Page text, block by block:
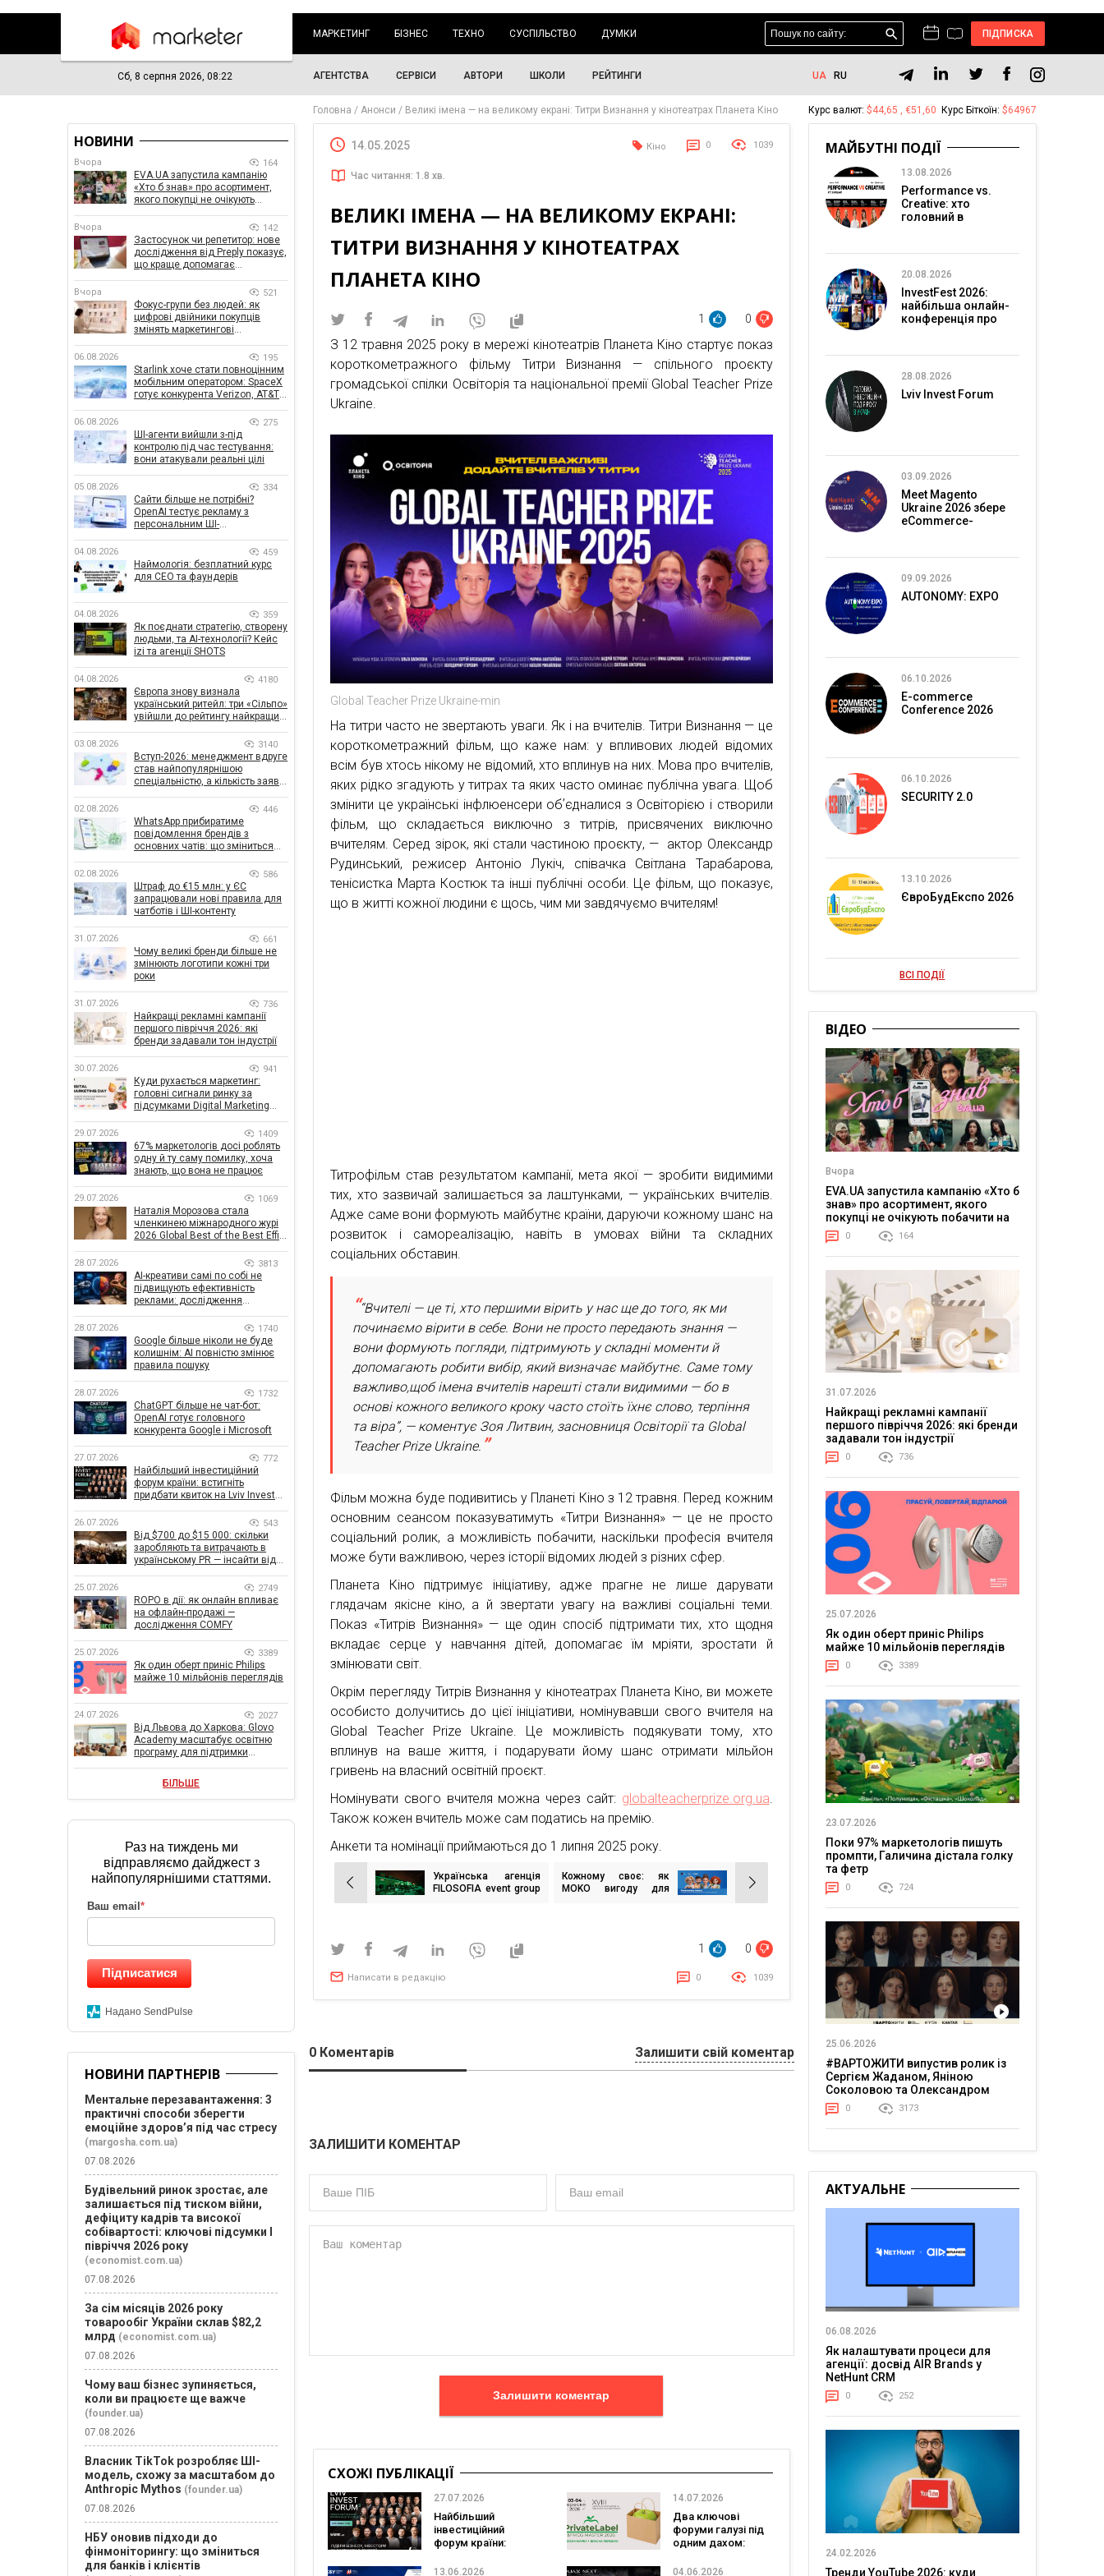
МАРКЕТИНГ БІЗНЕС ТЕХНО СУСПІЛЬСТВО ДУМКИ ПІДПИСКА
Сб, 8 серпня 2026, 08:22 АГЕНТСТВА СЕРВІСИ АВТОРИ ШКОЛИ РЕЙТИНГИ UA RU
Головна Анонси Великі імена — на великому екрані: Титри Визнання у кінотеатрах Планета Кіно
14.05.2025 Кіно 0 1039
Час читання: 1.8 хв.
ВЕЛИКІ ІМЕНА — НА ВЕЛИКОМУ ЕКРАНІ:
ТИТРИ ВИЗНАННЯ У КІНОТЕАТРАХ
ПЛАНЕТА КІНО
1 0
З 12 травня 2025 року в мережі кінотеатрів Планета Кіно стартує показ
короткометражного фільму Титри Визнання — спільного проєкту
громадської спілки Освіторія та національної премії Global Teacher Prize
Ukraine.
Global Teacher Prize Ukraine-min
На титри часто не звертають уваги. Як і на вчителів. Титри Визнання — це
короткометражний фільм, що каже нам: у впливових людей відомих
всім був хтось нікому не відомий, хто вплинув на них. Мова про вчителів,
яких рідко згадують у титрах та яких часто оминає публічна увага. Щоб
змінити це українські інфлюенсери обʼєдналися з Освіторією і створили
фільм, що складається виключно з титрів, присвячених виключно
вчителям. Серед зірок, які стали частиною проєкту, — актор Олександр
Рудинський, режисер Антоніо Лукіч, співачка Світлана Тарабарова,
тенісистка Марта Костюк та інші публічні особи. Це фільм, що показує,
що в житті кожної людини є щось, чим ми завдячуємо вчителям!
Титрофільм став результатом кампанії, мета якої — зробити видимими
тих, хто зазвичай залишається за лаштунками, — українських вчителів.
Адже саме вони формують майбутнє країни, даруючи кожному шанс на
розвиток і самореалізацію, навіть в умовах війни та складних
соціальних обставин.
“Вчителі — це ті, хто першими вірить у нас ще до того, як ми
починаємо вірити в себе. Вони не просто передають знання —
вони формують погляди, підтримують у складні моменти й
допомагають робити вибір, який визначає майбутнє. Саме тому
важливо,щоб імена вчителів нарешті стали видимими — бо в
основі кожного великого кроку часто стоїть їхнє слово, терпіння
та віра”, — коментує Зоя Литвин, засновниця Освіторії та Global
Teacher Prize Ukraine.
Фільм можна буде подивитись у Планеті Кіно з 12 травня. Перед кожним
основним сеансом показуватимуть «Титри Визнання» — це не просто
соціальний ролик, а можливість побачити, наскільки професія вчителя
може бути важливою, через історії відомих людей з різних сфер.
Планета Кіно підтримує ініціативу, адже прагне не лише дарувати
глядачам якісне кіно, а й звертати увагу на важливі соціальні теми.
Показ «Титрів Визнання» — ще один спосіб підтримати тих, хто щодня
вкладає серце у навчання дітей, допомагає їм мріяти, зростати й
змінювати світ.
Окрім перегляду Титрів Визнання у кінотеатрах Планета Кіно, ви можете
особисто долучитись до цієї ініціативи, номінувавши свого вчителя на
Global Teacher Prize Ukraine. Це можливість подякувати тому, хто
вплинув на ваше життя, і подарувати йому шанс отримати мільйон
гривень на власний освітній проєкт.
Номінувати свого вчителя можна через сайт: globalteacherprize.org.ua
Також кожен вчитель може сам податись на премію.
Анкети та номінації приймаються до 1 липня 2025 року.
Навігація
записів
Українська агенція
FILOSOFIA event group
Кожному своє: як
MOKO вигоду для
1 0
Написати в редакцію 0 1039
0 Коментарів Залишити свій коментар
ЗАЛИШИТИ КОМЕНТАР
Залишити коментар
СХОЖІ ПУБЛІКАЦІЇ
27.07.2026
Найбільший
інвестиційний
форум країни:
квиток на Lviv
14.07.2026
Два ключові
форуми галузі під
одним дахом:
Master та
13.06.2026 04.06.2026
НОВИНИ
Вчора 164
EVA.UA запустила кампанію
«Хто б знав» про асортимент,
якого покупці не очікують
Вчора 142
Застосунок чи репетитор: нове
дослідження від Preply показує,
що краще допомагає
Вчора 521
Фокус-групи без людей: як
цифрові двійники покупців
змінять маркетингові
06.08.2026 195
Starlink хоче стати повноцінним
мобільним оператором: SpaceX
готує конкурента Verizon, AT&T і
06.08.2026 275
ШІ-агенти вийшли з-під
контролю під час тестування:
вони атакували реальні цілі
05.08.2026 334
Сайти більше не потрібні?
OpenAI тестує рекламу з
персональним ШІ-
04.08.2026 459
Наймологія: безплатний курс
для CEO та фаундерів
04.08.2026 359
Як поєднати стратегію, створену
людьми, та AI-технології? Кейс
izi та агенції SHOTS
04.08.2026 4180
Європа знову визнала
український ритейл: три «Сільпо»
увійшли до рейтингу найкращих
03.08.2026 3140
Вступ-2026: менеджмент вдруге
став найпопулярнішою
спеціальністю, а кількість заяв
02.08.2026 446
WhatsApp прибиратиме
повідомлення брендів з
основних чатів: що зміниться
02.08.2026 586
Штраф до €15 млн: у ЄС
запрацювали нові правила для
чатботів і ШІ-контенту
31.07.2026 661
Чому великі бренди більше не
змінюють логотипи кожні три
роки
31.07.2026 736
Найкращі рекламні кампанії
першого півріччя 2026: які
бренди задавали тон індустрії
30.07.2026 941
Куди рухається маркетинг:
головні сигнали ринку за
підсумками Digital Marketing
29.07.2026 1409
67% маркетологів досі роблять
одну й ту саму помилку, хоча
знають, що вона не працює
29.07.2026 1069
Наталія Морозова стала
членкинею міжнародного журі
2026 Global Best of the Best Effie
28.07.2026 3813
AI-креативи самі по собі не
підвищують ефективність
реклами: дослідження
впливає на ефективність
кампаній
28.07.2026 1740
Google більше ніколи не буде
колишнім: AI повністю змінює
правила пошуку
28.07.2026 1732
ChatGPT більше не чат-бот:
OpenAI готує головного
конкурента Google і Microsoft
27.07.2026 772
Найбільший інвестиційний
форум країни: встигніть
придбати квиток на Lviv Invest
26.07.2026 543
Від $700 до $15 000: скільки
заробляють та витрачають в
українському PR — інсайти від
25.07.2026 2749
ROPO в дії: як онлайн впливає
на офлайн-продажі —
дослідження COMFY
25.07.2026 3389
Як один оберт приніс Philips
майже 10 мільйонів переглядів
24.07.2026 2027
Від Львова до Харкова: Glovo
Academy масштабує освітню
програму для підтримки
БІЛЬШЕ
Раз на тиждень ми
відправляємо дайджест з
найпопулярнішими статтями.
Ваш email *
Підписатися
Надано SendPulse
НОВИНИ ПАРТНЕРІВ
Ментальне перезавантаження: 3
практичні способи зберегти
емоційне здоров’я під час стресу
(margosha.com.ua)
07.08.2026
Будівельний ринок зростає, але
залишається під тиском війни,
дефіциту кадрів та високої
собівартості: ключові підсумки І
півріччя 2026 року
(economist.com.ua)
07.08.2026
За сім місяців 2026 року
товарообіг України склав $82,2
млрд (economist.com.ua)
07.08.2026
Чому ваш бізнес зупиняється,
коли ви працюєте ще важче
(founder.ua)
07.08.2026
Власник TikTok розробляє ШІ-
модель, схожу за масштабом до
Anthropic Mythos (founder.ua)
07.08.2026
НБУ оновив підходи до
фінмоніторингу: що зміниться
для банків і клієнтів
Курс валют: $44,65 , €51,60 Курс Біткоїн: $64967
МАЙБУТНІ ПОДІЇ
13.08.2026
Performance vs.
Creative: хто
головний в
20.08.2026
InvestFest 2026:
найбільша онлайн-
конференція про
28.08.2026
Lviv Invest Forum
03.09.2026
Meet Magento
Ukraine 2026 збере
eCommerce-
09.09.2026
AUTONOMY: EXPO
06.10.2026
E-commerce
Conference 2026
06.10.2026
SECURITY 2.0
13.10.2026
ЄвроБудЕкспо 2026
ВСІ ПОДІЇ
ВІДЕО
Вчора
EVA.UA запустила кампанію «Хто б
знав» про асортимент, якого
покупці не очікують побачити на
платформі
0 164
31.07.2026
Найкращі рекламні кампанії
першого півріччя 2026: які бренди
задавали тон індустрії
0 736
25.07.2026
Як один оберт приніс Philips
майже 10 мільйонів переглядів
0 3389
23.07.2026
Поки 97% маркетологів пишуть
промпти, Галичина дістала голку
та фетр
0 724
25.06.2026
#ВАРТОЖИТИ випустив ролик із
Сергієм Жаданом, Яніною
Соколовою та Олександром
Тереном про життя в постійній
напрузі
0 3173
АКТУАЛЬНЕ
06.08.2026
Як налаштувати процеси для
агенції: досвід AIR Brands у
NetHunt CRM
0 252
24.02.2026
Тренди YouTube 2026: куди